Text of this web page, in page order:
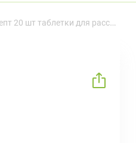
20 шт таблетки для рассасывания